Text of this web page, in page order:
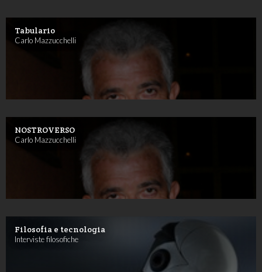
Tabulario
Carlo Mazzucchelli
NOSTROVERSO
Carlo Mazzucchelli
Filosofia e tecnologia
Interviste filosofiche